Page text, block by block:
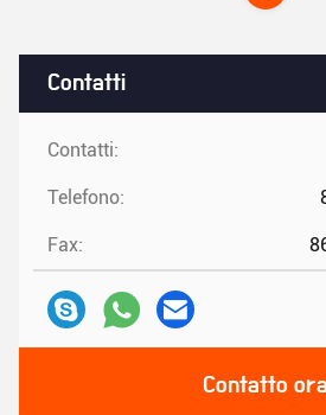
Contatti
Contatti:
Telefono:
Fax:
Contatto ora